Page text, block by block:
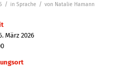
/ inSprache / von Natalie Hamann
März 2026